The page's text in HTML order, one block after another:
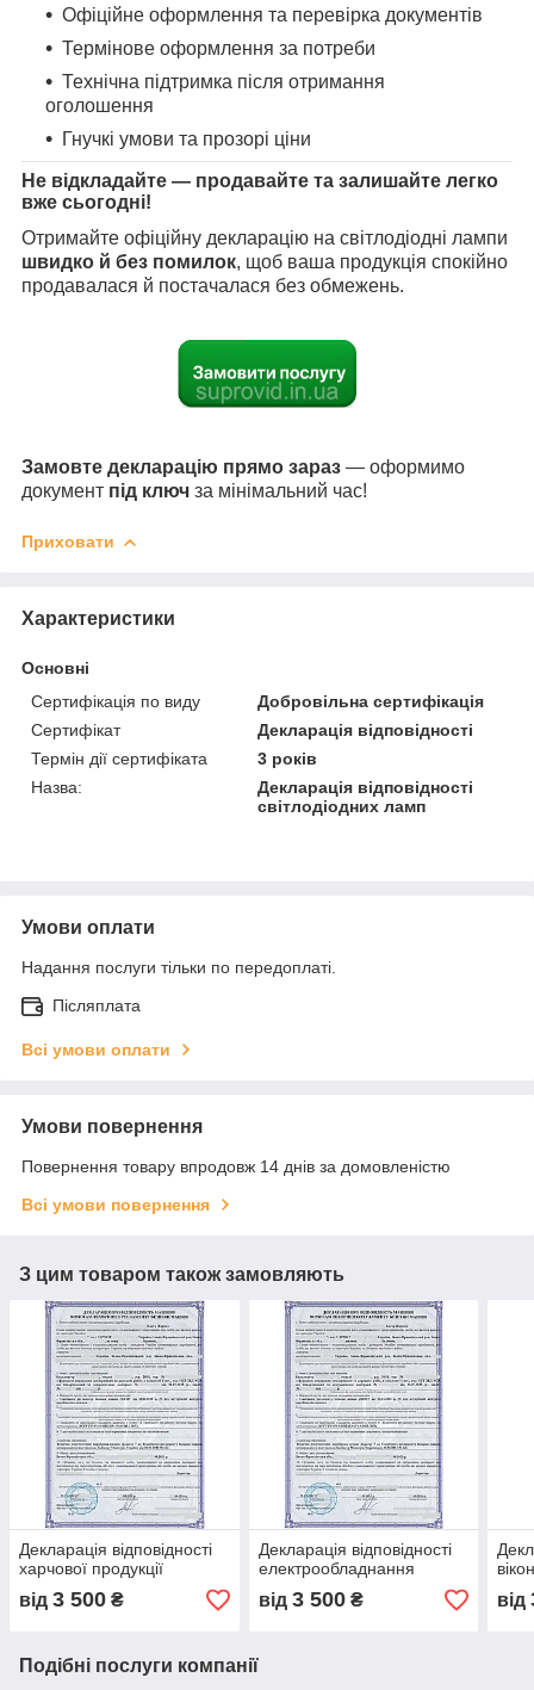
Офіційне оформлення та перевірка документів
Термінове оформлення за потреби
Технічна підтримка після отримання
оголошення
Гнучкі умови та прозорі ціни
Не відкладайте — продавайте та залишайте легко
вже сьогодні!
Отримайте офіційну декларацію на світлодіодні лампи
швидко й без помилок, щоб ваша продукція спокійно
продавалася й постачалася без обмежень.
Замовте декларацію прямо зараз — оформимо
документ під ключ за мінімальний час!
Приховати
Характеристики
Основні
Сертифікація по виду
Добровільна сертифікація
Сертифікат
Декларація відповідності
Термін дії сертифіката
3 років
Назва:
Декларація відповідності
світлодіодних ламп
Умови оплати
Надання послуги тільки по передоплаті.
Післяплата
Всі умови оплати
Умови повернення
Повернення товару впродовж 14 днів за домовленістю
Всі умови повернення
З цим товаром також замовляють
Декларація відповідності
харчової продукції
від 3 500 ₴
Декларація відповідності
електрообладнання
від 3 500₴ від
Подібні послуги компанії